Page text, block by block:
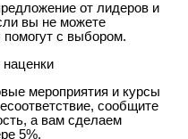
от лидеров и
вы не можете
с выбором.
мероприятия и курсы
сообщите
а вам сделаем
5%.